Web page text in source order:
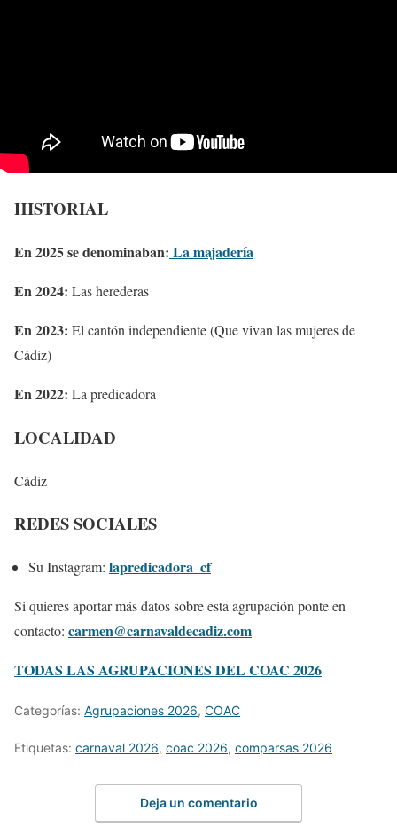
HISTORIAL
En 2025 se denominaban: La majadería
En 2024: Las herederas
En 2023: El cantón independiente (Que vivan las mujeres de
Cádiz)
En 2022: La predicadora
LOCALIDAD
Cádiz
REDES SOCIALES
Su Instagram: lapredicadora_cf
Si quieres aportar más datos sobre esta agrupación ponte en
contacto: carmen@carnavaldecadiz.com
TODAS LAS AGRUPACIONES DEL COAC 2026
Categorías: Agrupaciones 2026, COAC
Etiquetas: carnaval 2026, coac 2026, comparsas 2026
Deja un comentario